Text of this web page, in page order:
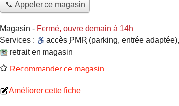
📞 Appeler ce magasin
Magasin - Fermé, ouvre demain à 14h
Services :
accès PMR (parking, entrée adaptée),
retrait en magasin
Recommander ce magasin
Améliorer cette fiche